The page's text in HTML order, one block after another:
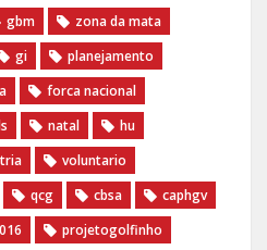
gbm
zona da mata
gi
planejamento
forca nacional
natal
hu
voluntario
qcg cbsa
caphgv
projetogolfinho